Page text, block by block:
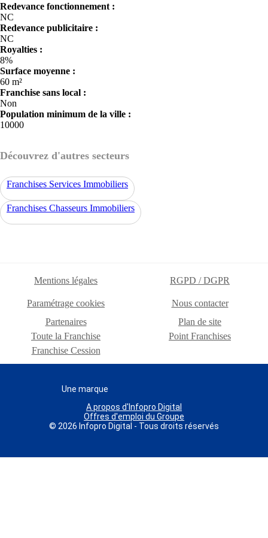
Redevance fonctionnement :
NC
Redevance publicitaire :
NC
Royalties :
8%
Surface moyenne :
60 m²
Franchise sans local :
Non
Population minimum de la ville :
10000
Découvrez d'autres secteurs
Franchises Services Immobiliers
Franchises Chasseurs Immobiliers
Mentions légales RGPD / DGPR
Paramétrage cookies
Nous contacter
Partenaires
Plan de site
Toute la Franchise
Point Franchises
Franchise Cession
Une marque
A propos d'Infopro Digital
Offres d'emploi du Groupe
© 2026 Infopro Digital - Tous droits réservés